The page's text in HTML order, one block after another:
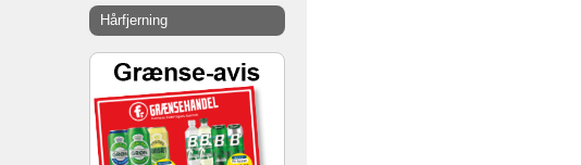
Hårfjerning